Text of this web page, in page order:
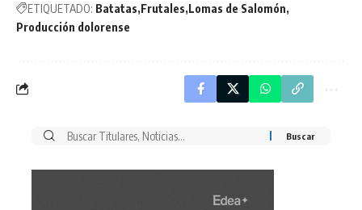
ETIQUETADO: Batatas Frutales Lomas de Salomón
Producción dolorense
Buscar